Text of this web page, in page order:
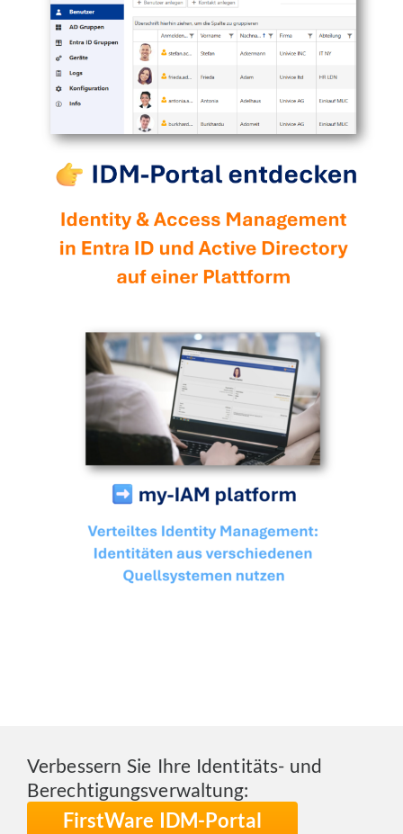
Verbessern Sie Ihre Identitäts- und
Berechtigungsverwaltung:
FirstWare IDM-Portal